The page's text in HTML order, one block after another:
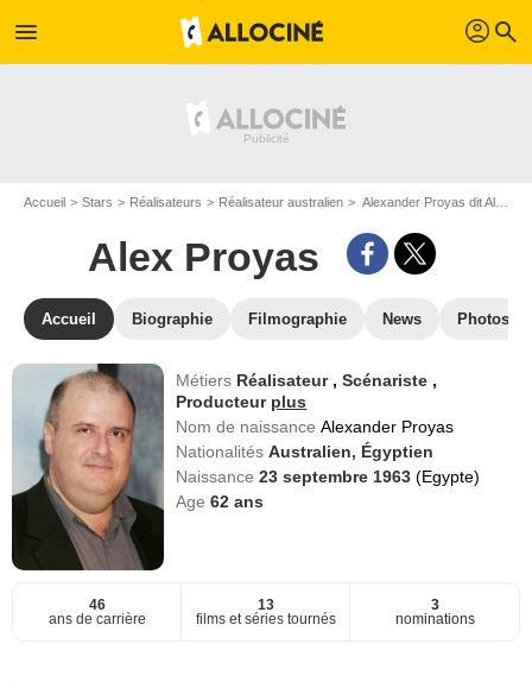
menu profil search
Accueil Stars Réalisateurs Réalisateur australien Alexander Proyas dit Alex Proyas
Alex Proyas
Accueil Biographie Filmographie News Photos
Métiers Réalisateur ,Scénariste ,
Producteur plus
Nom de naissanceAlexander Proyas
NationalitésAustralien, Égyptien
Naissance23 septembre 1963(Egypte)
Age62 ans
46
ans de carrière
13
films et séries tournés
3
nominations